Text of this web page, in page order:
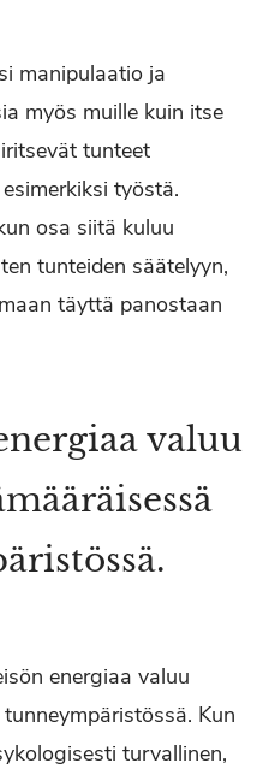
manipulaatio ja
myös muille kuin itse
tunteet
työstä.
osa siitä kuluu
tunteiden säätelyyn,
täyttä panostaan
valuu
energiaa valuu
Kun
turvallinen,